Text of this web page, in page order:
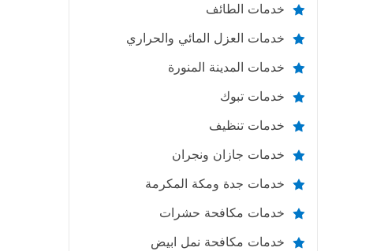
خدمات الطائف
خدمات العزل المائي والحراري
خدمات المدينة المنورة
خدمات تبوك
خدمات تنظيف
خدمات جازان ونجران
خدمات جدة ومكة المكرمة
خدمات مكافحة حشرات
خدمات مكافحة نمل ابيض